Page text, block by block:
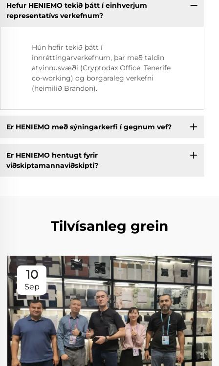
Hefur HENIEMO tekið þátt í einhverjum
representatívs verkefnum?
Hún hefir tekið þátt í
innréttingarverkefnum, þar með taldin
atvinnusvæði (Cryptodax Office, Tenerife
co-working) og borgaraleg verkefni
(heimilið Brandon).
Er HENIEMO með sýningarkerfi í gegnum vef?
Er HENIEMO hentugt fyrir
viðskiptamannaviðskipti?
Tilvísanleg grein
10
Sep